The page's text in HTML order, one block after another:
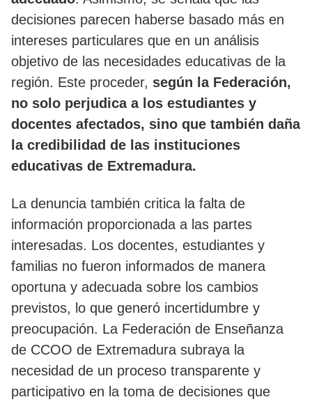
decisiones parecen haberse basado más en
intereses particulares que en un análisis
objetivo de las necesidades educativas de la
región. Este proceder, según la Federación,
no solo perjudica a los estudiantes y
docentes afectados, sino que también daña
la credibilidad de las instituciones
educativas de Extremadura.
La denuncia también critica la falta de
información proporcionada a las partes
interesadas. Los docentes, estudiantes y
familias no fueron informados de manera
oportuna y adecuada sobre los cambios
previstos, lo que generó incertidumbre y
preocupación. La Federación de Enseñanza
de CCOO de Extremadura subraya la
necesidad de un proceso transparente y
participativo en la toma de decisiones que